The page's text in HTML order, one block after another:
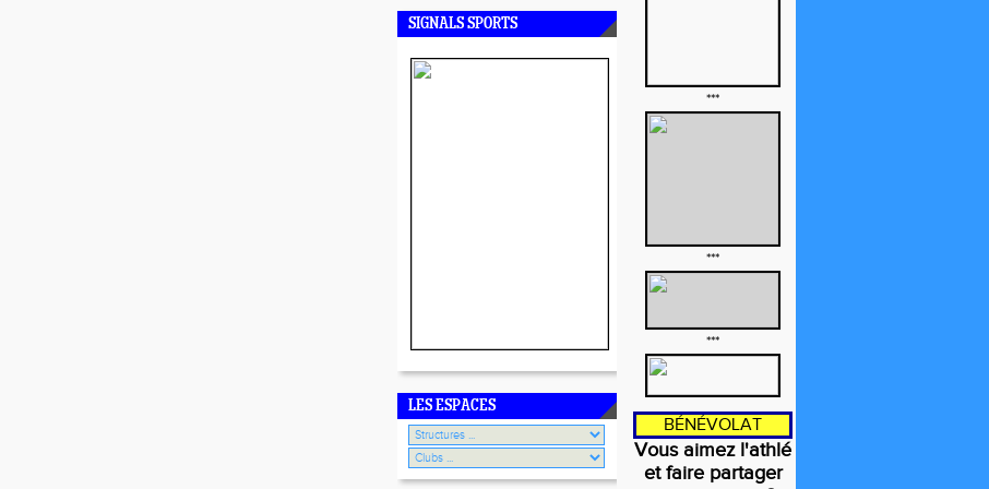
SIGNALS SPORTS
LES ESPACES
***
***
***
BÉNÉVOLAT
Vous aimez l'athlé
et faire partager